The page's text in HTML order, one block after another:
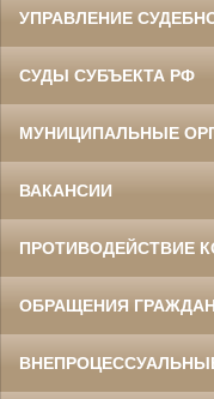
УПРАВЛЕНИЕ
СУДЫ СУБЪЕКТА РФ
МУНИЦИПАЛЬНЫЕ
ВАКАНСИИ
ПРОТИВОДЕЙСТВИЕ
ОБРАЩЕНИЯ ГРАЖДАН